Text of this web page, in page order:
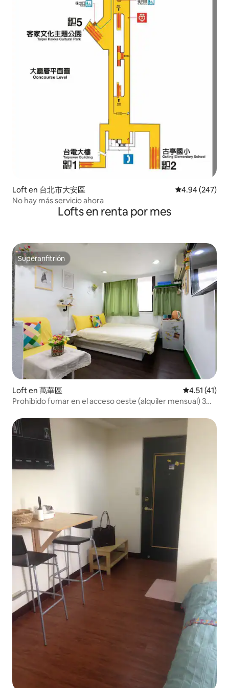
Loft en 台北市大安區 Calificación
4.94 (247)
No hay más servicio ahora
Lofts en renta por mes
Superanfitrión
Superanfitrión
Loft en 萬華區 Calificación
4.51 (41)
Prohibido fumar en el acceso oeste (alquiler mensual) 3
home pequeño y fresco (reservas nacionales aún no
abiertas)